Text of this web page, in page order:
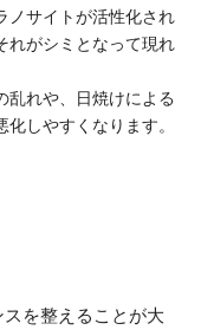
ノサイトが活性化され
れがシミとなって現れ
乱れや、日焼けによる
しやすくなります。
を整えることが大